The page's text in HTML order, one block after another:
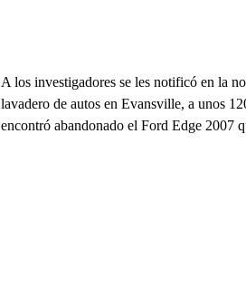
A los investigadores se les notificó en la
lavadero de autos en Evansville, a unos
encontró abandonado el Ford Edge 2007